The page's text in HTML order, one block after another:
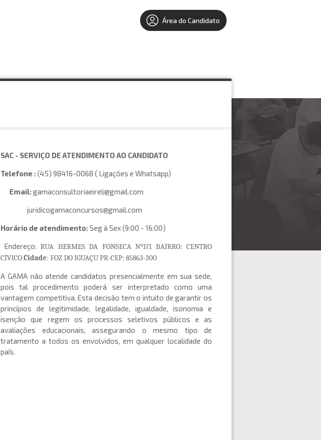
Área do Candidato
SAC - SERVIÇO DE ATENDIMENTO AO CANDIDATO
Telefone :(45) 98416-0068 ( Ligações e Whatsapp)
Email:gamaconsultoriaeireli@gmail.com
juridicogamaconcursos@gmail.com
Horário de atendimento:Seg à Sex (9:00 - 16:00)
Endereço: RUA HERMES DA FONSECA Nº171 BAIRRO: CENTRO
CÍVICOCidade: FOZ DO IGUAÇU PR-CEP: 85863-300
A GAMA não atende candidatos presencialmente em sua sede,
pois tal procedimento poderá ser interpretado como uma
vantagem competitiva. Esta decisão tem o intuito de garantir os
princípios de legitimidade, legalidade, igualdade, isonomia e
isenção que regem os processos seletivos públicos e as
avaliações educacionais, assegurando o mesmo tipo de
tratamento a todos os envolvidos, em qualquer localidade do
país.